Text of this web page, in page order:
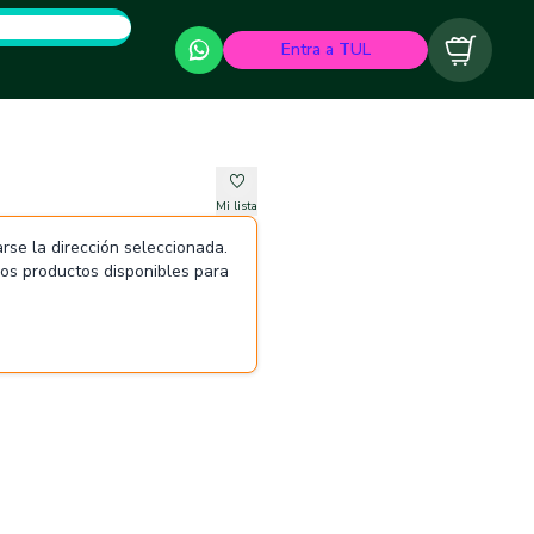
Entra a TUL Carrito
Mi lista
la dirección seleccionada.
productos disponibles para